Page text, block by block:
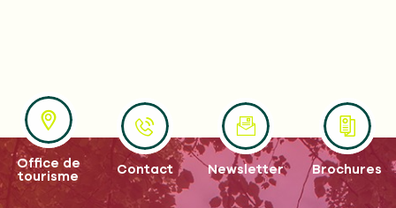
Office de
tourisme
Contact Newsletter Brochures